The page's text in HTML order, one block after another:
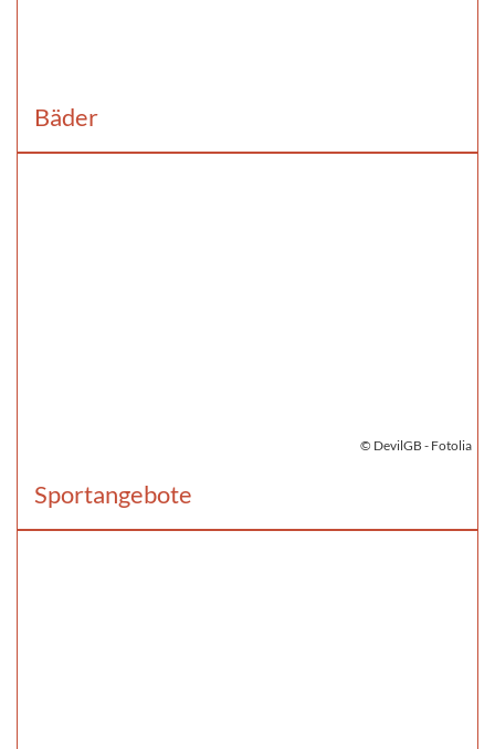
Bäder
© DevilGB - Fotolia
Sportangebote